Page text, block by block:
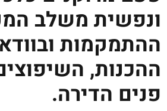
ונפשית משלב
ההתמקמות
ההכנות,
פנים הדירה.